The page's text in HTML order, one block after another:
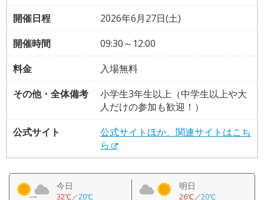
開催日程
2026年6月27日(土)
開催時間
09:30～12:00
料金
入場無料
その他・全体備考
小学生3年生以上（中学生以上や大
人だけの参加も歓迎！）
公式サイト
公式サイトほか、関連サイトはこち
ら
今日
32℃／20℃
明日
26℃／20℃